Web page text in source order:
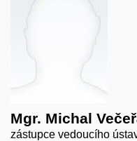
Mgr. Michal
zástupce vedoucího